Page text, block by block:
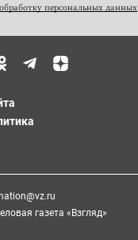
обработку персональных данных
газета «Взгляд»